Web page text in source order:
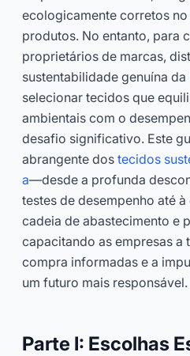
ecologicamente corretos
produtos. No entanto, para
proprietários de marcas,
sustentabilidade genuína da
selecionar tecidos que
ambientais com o
desafio significativo. Este
abrangente dos tecidos
a—desde a profunda
testes de desempenho até
cadeia de abastecimento e
capacitando as empresas a
compra informadas e a
um futuro mais responsável.
Parte I: Escolhas